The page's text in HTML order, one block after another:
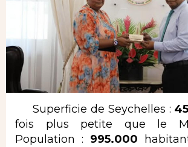
Superficie de Seychelles :
fois plus petite que le
Population : 995.000